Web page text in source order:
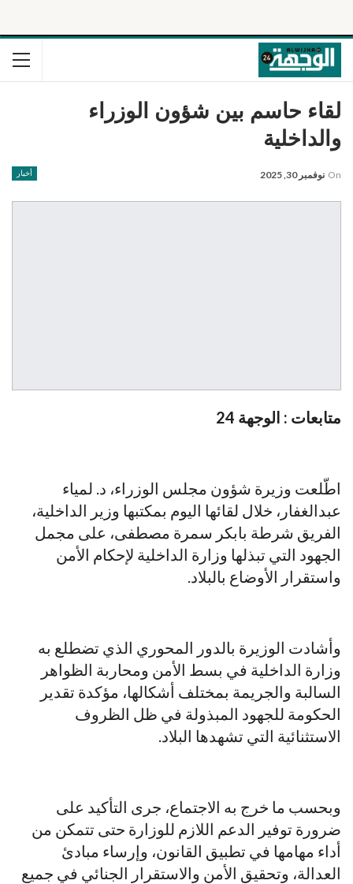
لقاء حاسم بين شؤون الوزراء
والداخلية
أخبار On نوفمبر 30, 2025
متابعات : الوجهة 24
اطّلعت وزيرة شؤون مجلس الوزراء، د. لمياء
عبدالغفار، خلال لقائها اليوم بمكتبها وزير الداخلية،
الفريق شرطة بابكر سمرة مصطفى، على مجمل
الجهود التي تبذلها وزارة الداخلية لإحكام الأمن
واستقرار الأوضاع بالبلاد.
وأشادت الوزيرة بالدور المحوري الذي تضطلع به
وزارة الداخلية في بسط الأمن ومحاربة الظواهر
السالبة والجريمة بمختلف أشكالها، مؤكدة تقدير
الحكومة للجهود المبذولة في ظل الظروف
الاستثنائية التي تشهدها البلاد.
وبحسب ما خرج به الاجتماع، جرى التأكيد على
ضرورة توفير الدعم اللازم للوزارة حتى تتمكن من
أداء مهامها في تطبيق القانون، وإرساء مبادئ
العدالة، وتحقيق الأمن والاستقرار الجنائي في جميع